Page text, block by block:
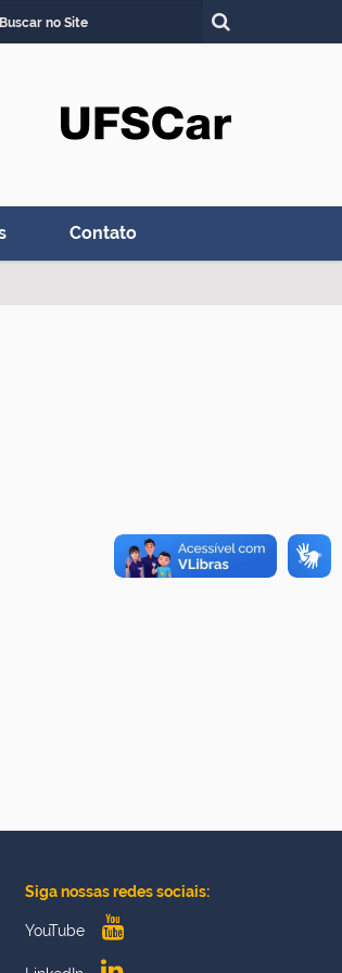
Busca
Contato
Siga nossas redes sociais:
YouTube